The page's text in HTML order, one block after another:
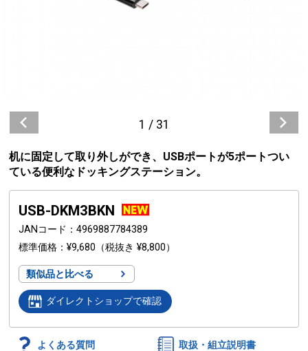
1 / 31
机に固定して取り外しができ、USBポートが5ポートつい
ている便利なドッキングステーション。
USB-DKM3BKN
JANコード
4969887784389
標準価格
¥9,680 （税抜き ¥8,800）
類似品と比べる
ダイレクトショップで確認
よくある質問 取扱・組立説明書